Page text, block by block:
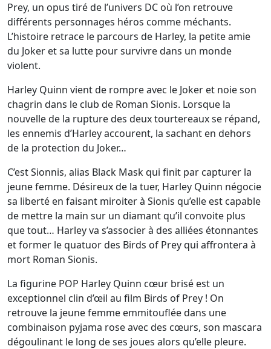
Prey, un opus tiré de l’univers DC où l’on retrouve
différents personnages héros comme méchants.
L’histoire retrace le parcours de Harley, la petite amie
du Joker et sa lutte pour survivre dans un monde
violent.
Harley Quinn vient de rompre avec le Joker et noie son
chagrin dans le club de Roman Sionis. Lorsque la
nouvelle de la rupture des deux tourtereaux se répand,
les ennemis d’Harley accourent, la sachant en dehors
de la protection du Joker…
C’est Sionnis, alias Black Mask qui finit par capturer la
jeune femme. Désireux de la tuer, Harley Quinn négocie
sa liberté en faisant miroiter à Sionis qu’elle est capable
de mettre la main sur un diamant qu’il convoite plus
que tout… Harley va s’associer à des alliées étonnantes
et former le quatuor des Birds of Prey qui affrontera à
mort Roman Sionis.
La figurine POP Harley Quinn cœur brisé est un
exceptionnel clin d’œil au film Birds of Prey ! On
retrouve la jeune femme emmitouflée dans une
combinaison pyjama rose avec des cœurs, son mascara
dégoulinant le long de ses joues alors qu’elle pleure.